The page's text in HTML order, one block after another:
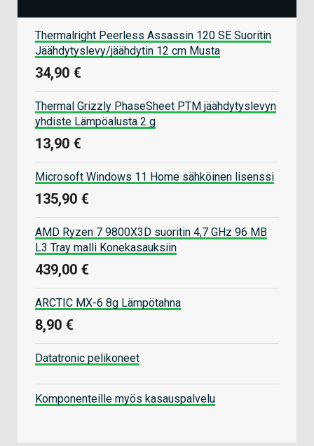
Thermalright Peerless Assassin 120 SE Suoritin
Jäähdytyslevy/jäähdytin 12 cm Musta
34,90 €
Thermal Grizzly PhaseSheet PTM jäähdytyslevyn
yhdiste Lämpöalusta 2 g
13,90 €
Microsoft Windows 11 Home sähköinen lisenssi
135,90 €
AMD Ryzen 7 9800X3D suoritin 4,7 GHz 96 MB
L3 Tray malli Konekasauksiin
439,00 €
ARCTIC MX-6 8g Lämpötahna
8,90 €
Datatronic pelikoneet
Komponenteille myös kasauspalvelu